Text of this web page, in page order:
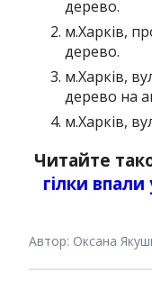
дерево.
м.Харків,
дерево.
м.Харків,
дерево на
м.Харків,
Читайте
гілки
Автор: Оксана